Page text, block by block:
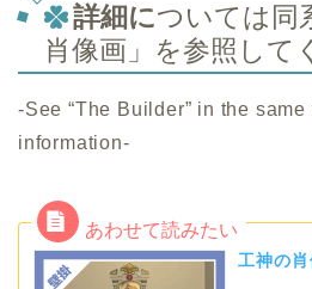
詳細については同
肖像画」を参照して
-See “The Builder” in the
information-
工神の